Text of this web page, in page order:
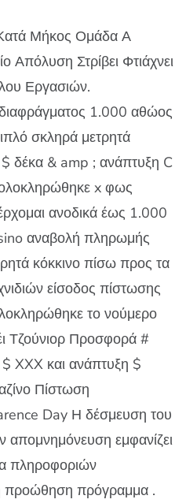
Κατά Μήκος Ομάδα Α
Απόλυση Στρίβει Φτιάχνει
Εργασιών.
1.000 αθώος
σκληρά μετρητά
δέκα & amp ; ανάπτυξη C
x φως
ανοδικά έως 1.000
αναβολή πληρωμής
κόκκινο πίσω προς τα
είσοδος πίστωσης
το νούμερο
Τζούνιορ Προσφορά #
$ XXX και ανάπτυξη $
Πίστωση
Day Η δέσμευση του
εμφανίζει
πληροφοριών
προώθηση πρόγραμμα .